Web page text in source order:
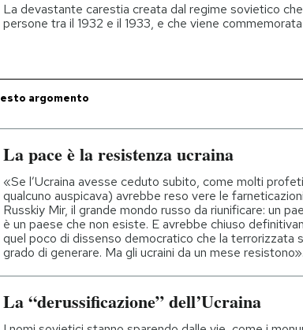
Ok Boomer!
La devastante carestia creata dal regime sovietico
persone tra il 1932 e il 1933, e che viene
argomento
La pace è la resistenza ucraina
«Se l’Ucraina avesse ceduto subito, come molti
qualcuno auspicava) avrebbe reso vere le
Russkiy Mir, il grande mondo russo da riunificare: un
è un paese che non esiste. E avrebbe chiuso
quel poco di dissenso democratico che la terrorizzata
grado di generare. Ma gli ucraini da un mese resistono».
La “derussificazione” dell’Ucraina